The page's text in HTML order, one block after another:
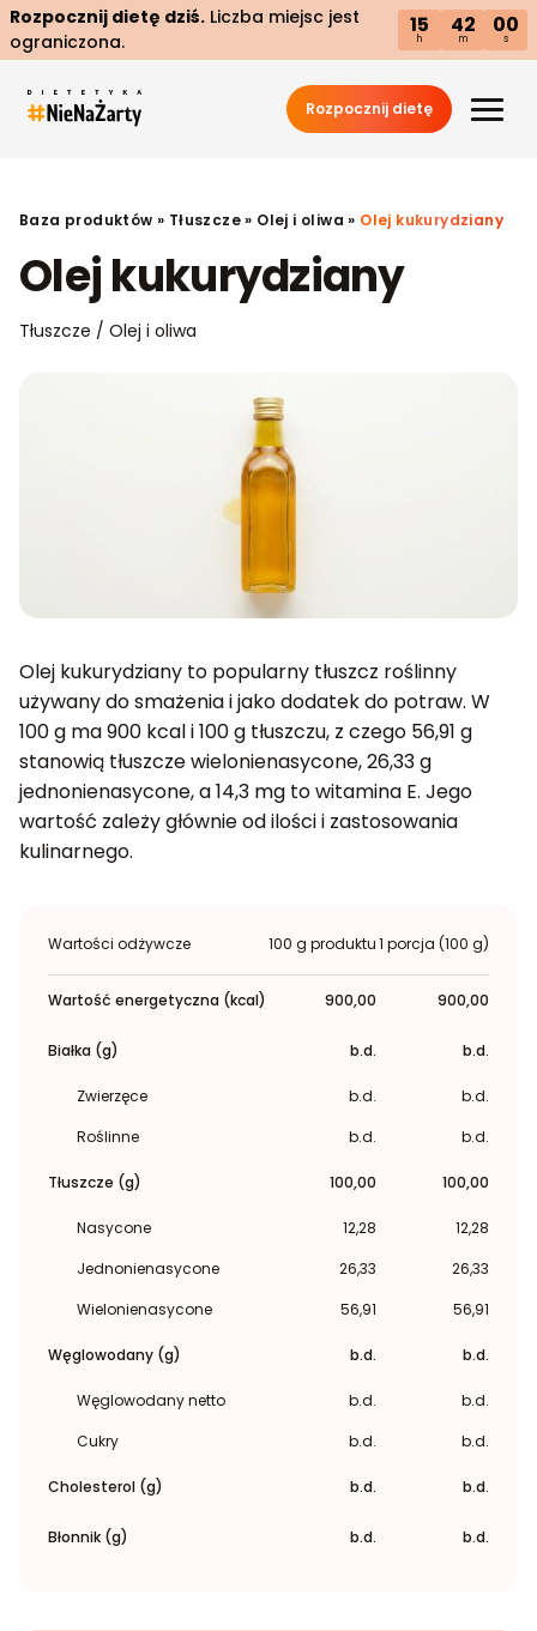
Rozpocznij dietę dziś. Liczba miejsc jest
ograniczona.
15
h
41
m
59
s
Rozpocznij dietę
Baza produktów » Tłuszcze» Olej i oliwa » Olej kukurydziany
Olej kukurydziany
Tłuszcze / Olej i oliwa
Olej kukurydziany to popularny tłuszcz roślinny
używany do smażenia i jako dodatek do potraw. W
100 g ma 900 kcal i 100 g tłuszczu, z czego 56,91 g
stanowią tłuszcze wielonienasycone, 26,33 g
jednonienasycone, a 14,3 mg to witamina E. Jego
wartość zależy głównie od ilości i zastosowania
kulinarnego.
Wartości odżywcze 100 g produktu1 porcja (100 g)
Wartość energetyczna (kcal) 900,00 900,00
Białka (g) b.d. b.d.
Zwierzęce b.d.
b.d.
Roślinne
b.d. b.d.
Tłuszcze (g) 100,00 100,00
Nasycone 12,28
12,28
Jednonienasycone
26,33
26,33
Wielonienasycone
56,91 56,91
Węglowodany (g) b.d. b.d.
Węglowodany netto b.d.
b.d.
Cukry
b.d. b.d.
Cholesterol (g) b.d. b.d.
Błonnik (g) b.d. b.d.